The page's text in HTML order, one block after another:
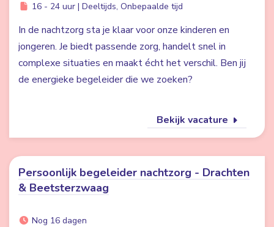
16 - 24 uur | Deeltijds, Onbepaalde tijd
In de nachtzorg sta je klaar voor onze kinderen en
jongeren. Je biedt passende zorg, handelt snel in
complexe situaties en maakt écht het verschil. Ben jij
de energieke begeleider die we zoeken?
Bekijk vacature
Persoonlijk begeleider nachtzorg - Drachten
& Beetsterzwaag
Nog 16 dagen